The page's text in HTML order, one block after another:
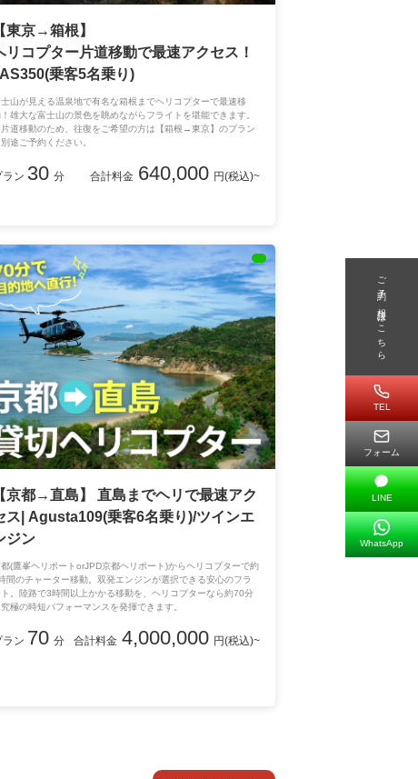
【東京→箱根】
リコプター片道移動で最速アクセス！
| AS350(乗客5名乗り)
山が見える温泉地で有名な箱根までヘリコプターで最速移
！雄大な富士山の景色を眺めながらフライトを堪能できます。
道移動のため、往復をご希望の方は【箱根→東京】のプラン
途ご予約ください。
ラン 30 分 合計料金 640,000 円(税込)~
【京都→直島】 直島までヘリで最速アク
ス| Agusta109(乗客6名乗り)/ツインエ
ジン
(鷹峯ヘリポートorJPD京都ヘリポート)からヘリコプターで約
間のチャーター移動。双発エンジンが選択できる安心のフラ
ト。陸路で3時間以上かかる移動を、ヘリコプターなら約70分
究極の時短パフォーマンスを発揮できます。
ラン 70 分 合計料金 4,000,000 円(税込)~
ご予約/相談はこちら
TEL
フォーム
LINE
WhatsApp